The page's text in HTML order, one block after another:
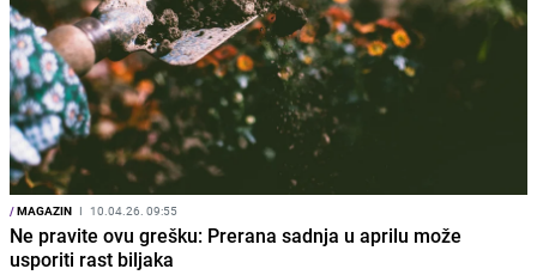
/MAGAZIN I 10.04.26. 09:55
Ne pravite ovu grešku: Prerana sadnja u aprilu može
usporiti rast biljaka